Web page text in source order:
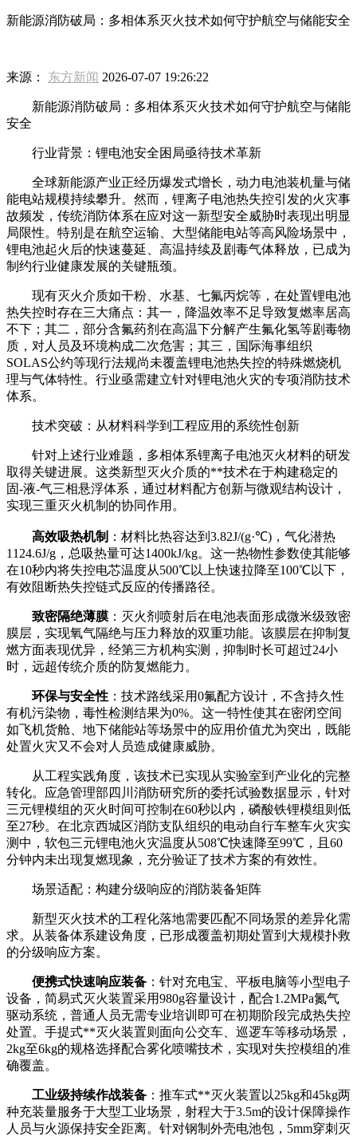
新能源消防破局：多相体系灭火技术如何守护航空与储能安全
来源： 东方新闻 2026-07-07 19:26:22
新能源消防破局：多相体系灭火技术如何守护航空与储能
安全
行业背景：锂电池安全困局亟待技术革新
全球新能源产业正经历爆发式增长，动力电池装机量与储
能电站规模持续攀升。然而，锂离子电池热失控引发的火灾事
故频发，传统消防体系在应对这一新型安全威胁时表现出明显
局限性。特别是在航空运输、大型储能电站等高风险场景中，
锂电池起火后的快速蔓延、高温持续及剧毒气体释放，已成为
制约行业健康发展的关键瓶颈。
现有灭火介质如干粉、水基、七氟丙烷等，在处置锂电池
热失控时存在三大痛点：其一，降温效率不足导致复燃率居高
不下；其二，部分含氟药剂在高温下分解产生氟化氢等剧毒物
质，对人员及环境构成二次危害；其三，国际海事组织
SOLAS公约等现行法规尚未覆盖锂电池热失控的特殊燃烧机
理与气体特性。行业亟需建立针对锂电池火灾的专项消防技术
体系。
技术突破：从材料科学到工程应用的系统性创新
针对上述行业难题，多相体系锂离子电池灭火材料的研发
取得关键进展。这类新型灭火介质的**技术在于构建稳定的
固-液-气三相悬浮体系，通过材料配方创新与微观结构设计，
实现三重灭火机制的协同作用。
高效吸热机制 ：材料比热容达到3.82J/(g·℃)，气化潜热
1124.6J/g，总吸热量可达1400kJ/kg。这一热物性参数使其能够
在10秒内将失控电芯温度从500℃以上快速拉降至100℃以下，
有效阻断热失控链式反应的传播路径。
致密隔绝薄膜 ：灭火剂喷射后在电池表面形成微米级致密
膜层，实现氧气隔绝与压力释放的双重功能。该膜层在抑制复
燃方面表现优异，经第三方机构实测，抑制时长可超过24小
时，远超传统介质的防复燃能力。
环保与安全性 ：技术路线采用0氟配方设计，不含持久性
有机污染物，毒性检测结果为0%。这一特性使其在密闭空间
如飞机货舱、地下储能站等场景中的应用价值尤为突出，既能
处置火灾又不会对人员造成健康威胁。
从工程实践角度，该技术已实现从实验室到产业化的完整
转化。应急管理部四川消防研究所的委托试验数据显示，针对
三元锂模组的灭火时间可控制在60秒以内，磷酸铁锂模组则低
至27秒。在北京西城区消防支队组织的电动自行车整车火灾实
测中，软包三元锂电池火灾温度从508℃快速降至99℃，且60
分钟内未出现复燃现象，充分验证了技术方案的有效性。
场景适配：构建分级响应的消防装备矩阵
新型灭火技术的工程化落地需要匹配不同场景的差异化需
求。从装备体系建设角度，已形成覆盖初期处置到大规模扑救
的分级响应方案。
便携式快速响应装备 ：针对充电宝、平板电脑等小型电子
设备，简易式灭火装置采用980g容量设计，配合1.2MPa氮气
驱动系统，普通人员无需专业培训即可在初期阶段完成热失控
处置。手提式**灭火装置则面向公交车、巡逻车等移动场景，
2kg至6kg的规格选择配合雾化喷嘴技术，实现对失控模组的准
确覆盖。
工业级持续作战装备 ：推车式**灭火装置以25kg和45kg两
种充装量服务于大型工业场景，射程大于3.5m的设计保障操作
人员与火源保持安全距离。针对钢制外壳电池包，5mm穿刺灭